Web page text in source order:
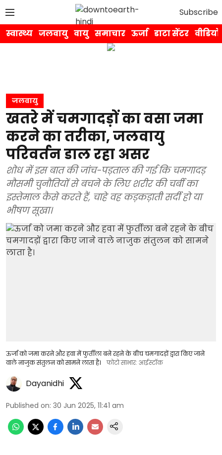
Subscribe
स्वास्थ्य जलवायु वायु समाचार ऊर्जा डाटा सेंटर वीडियो
जलवायु
खतरे में चमगादड़ों का वसा जमा
करने का तरीका, जलवायु
परिवर्तन डाल रहा असर
शोध में इस बात की जांच-पड़ताल की गई कि चमगादड़
मौसमी चुनौतियों से बचने के लिए शरीर की चर्बी का
इस्तेमाल कैसे करते हैं, चाहे वह कड़कड़ाती सर्दी हो या
भीषण सूखा।
ऊर्जा को जमा करने और हवा में फुर्तीला बने रहने के बीच चमगादड़ों द्वारा किए जाने
वाले नाजुक संतुलन को सामने लाता है।
फोटो साभार: आईस्टॉक
Dayanidhi
Published on: 30 Jun 2025, 11:41 am